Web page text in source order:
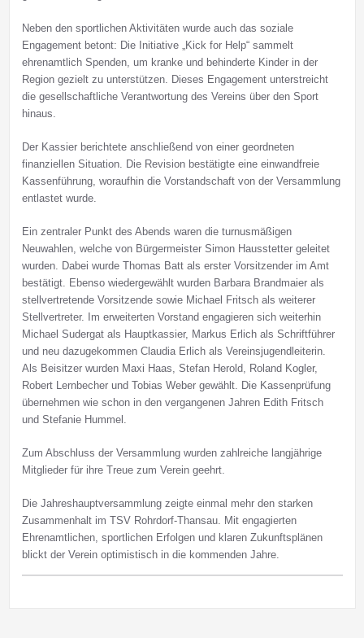
Neben den sportlichen Aktivitäten wurde auch das soziale
Engagement betont: Die Initiative „Kick for Help“ sammelt
ehrenamtlich Spenden, um kranke und behinderte Kinder in der
Region gezielt zu unterstützen. Dieses Engagement unterstreicht
die gesellschaftliche Verantwortung des Vereins über den Sport
hinaus.
Der Kassier berichtete anschließend von einer geordneten
finanziellen Situation. Die Revision bestätigte eine einwandfreie
Kassenführung, woraufhin die Vorstandschaft von der Versammlung
entlastet wurde.
Ein zentraler Punkt des Abends waren die turnusmäßigen
Neuwahlen, welche von Bürgermeister Simon Hausstetter geleitet
wurden. Dabei wurde Thomas Batt als erster Vorsitzender im Amt
bestätigt. Ebenso wiedergewählt wurden Barbara Brandmaier als
stellvertretende Vorsitzende sowie Michael Fritsch als weiterer
Stellvertreter. Im erweiterten Vorstand engagieren sich weiterhin
Michael Sudergat als Hauptkassier, Markus Erlich als Schriftführer
und neu dazugekommen Claudia Erlich als Vereinsjugendleiterin.
Als Beisitzer wurden Maxi Haas, Stefan Herold, Roland Kogler,
Robert Lernbecher und Tobias Weber gewählt. Die Kassenprüfung
übernehmen wie schon in den vergangenen Jahren Edith Fritsch
und Stefanie Hummel.
Zum Abschluss der Versammlung wurden zahlreiche langjährige
Mitglieder für ihre Treue zum Verein geehrt.
Die Jahreshauptversammlung zeigte einmal mehr den starken
Zusammenhalt im TSV Rohrdorf‑Thansau. Mit engagierten
Ehrenamtlichen, sportlichen Erfolgen und klaren Zukunftsplänen
blickt der Verein optimistisch in die kommenden Jahre.